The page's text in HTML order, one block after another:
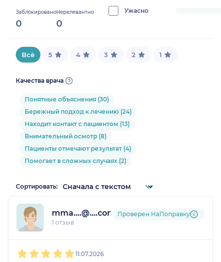
Заблокировано
0
Нерелевантно
0
Ужасно
progress:
Всё 5 4 3 2 1
Качества врача
Понятные объяснения (30)
Бережный подход к лечению (24)
Находит контакт с пациентом (13)
Внимательный осмотр (8)
Пациенты отмечают результат (4)
Помогает в сложных случаях (2)
Сортировать:
mma....@....com
1 отзыв
Проверен НаПоправку
11.07.2026